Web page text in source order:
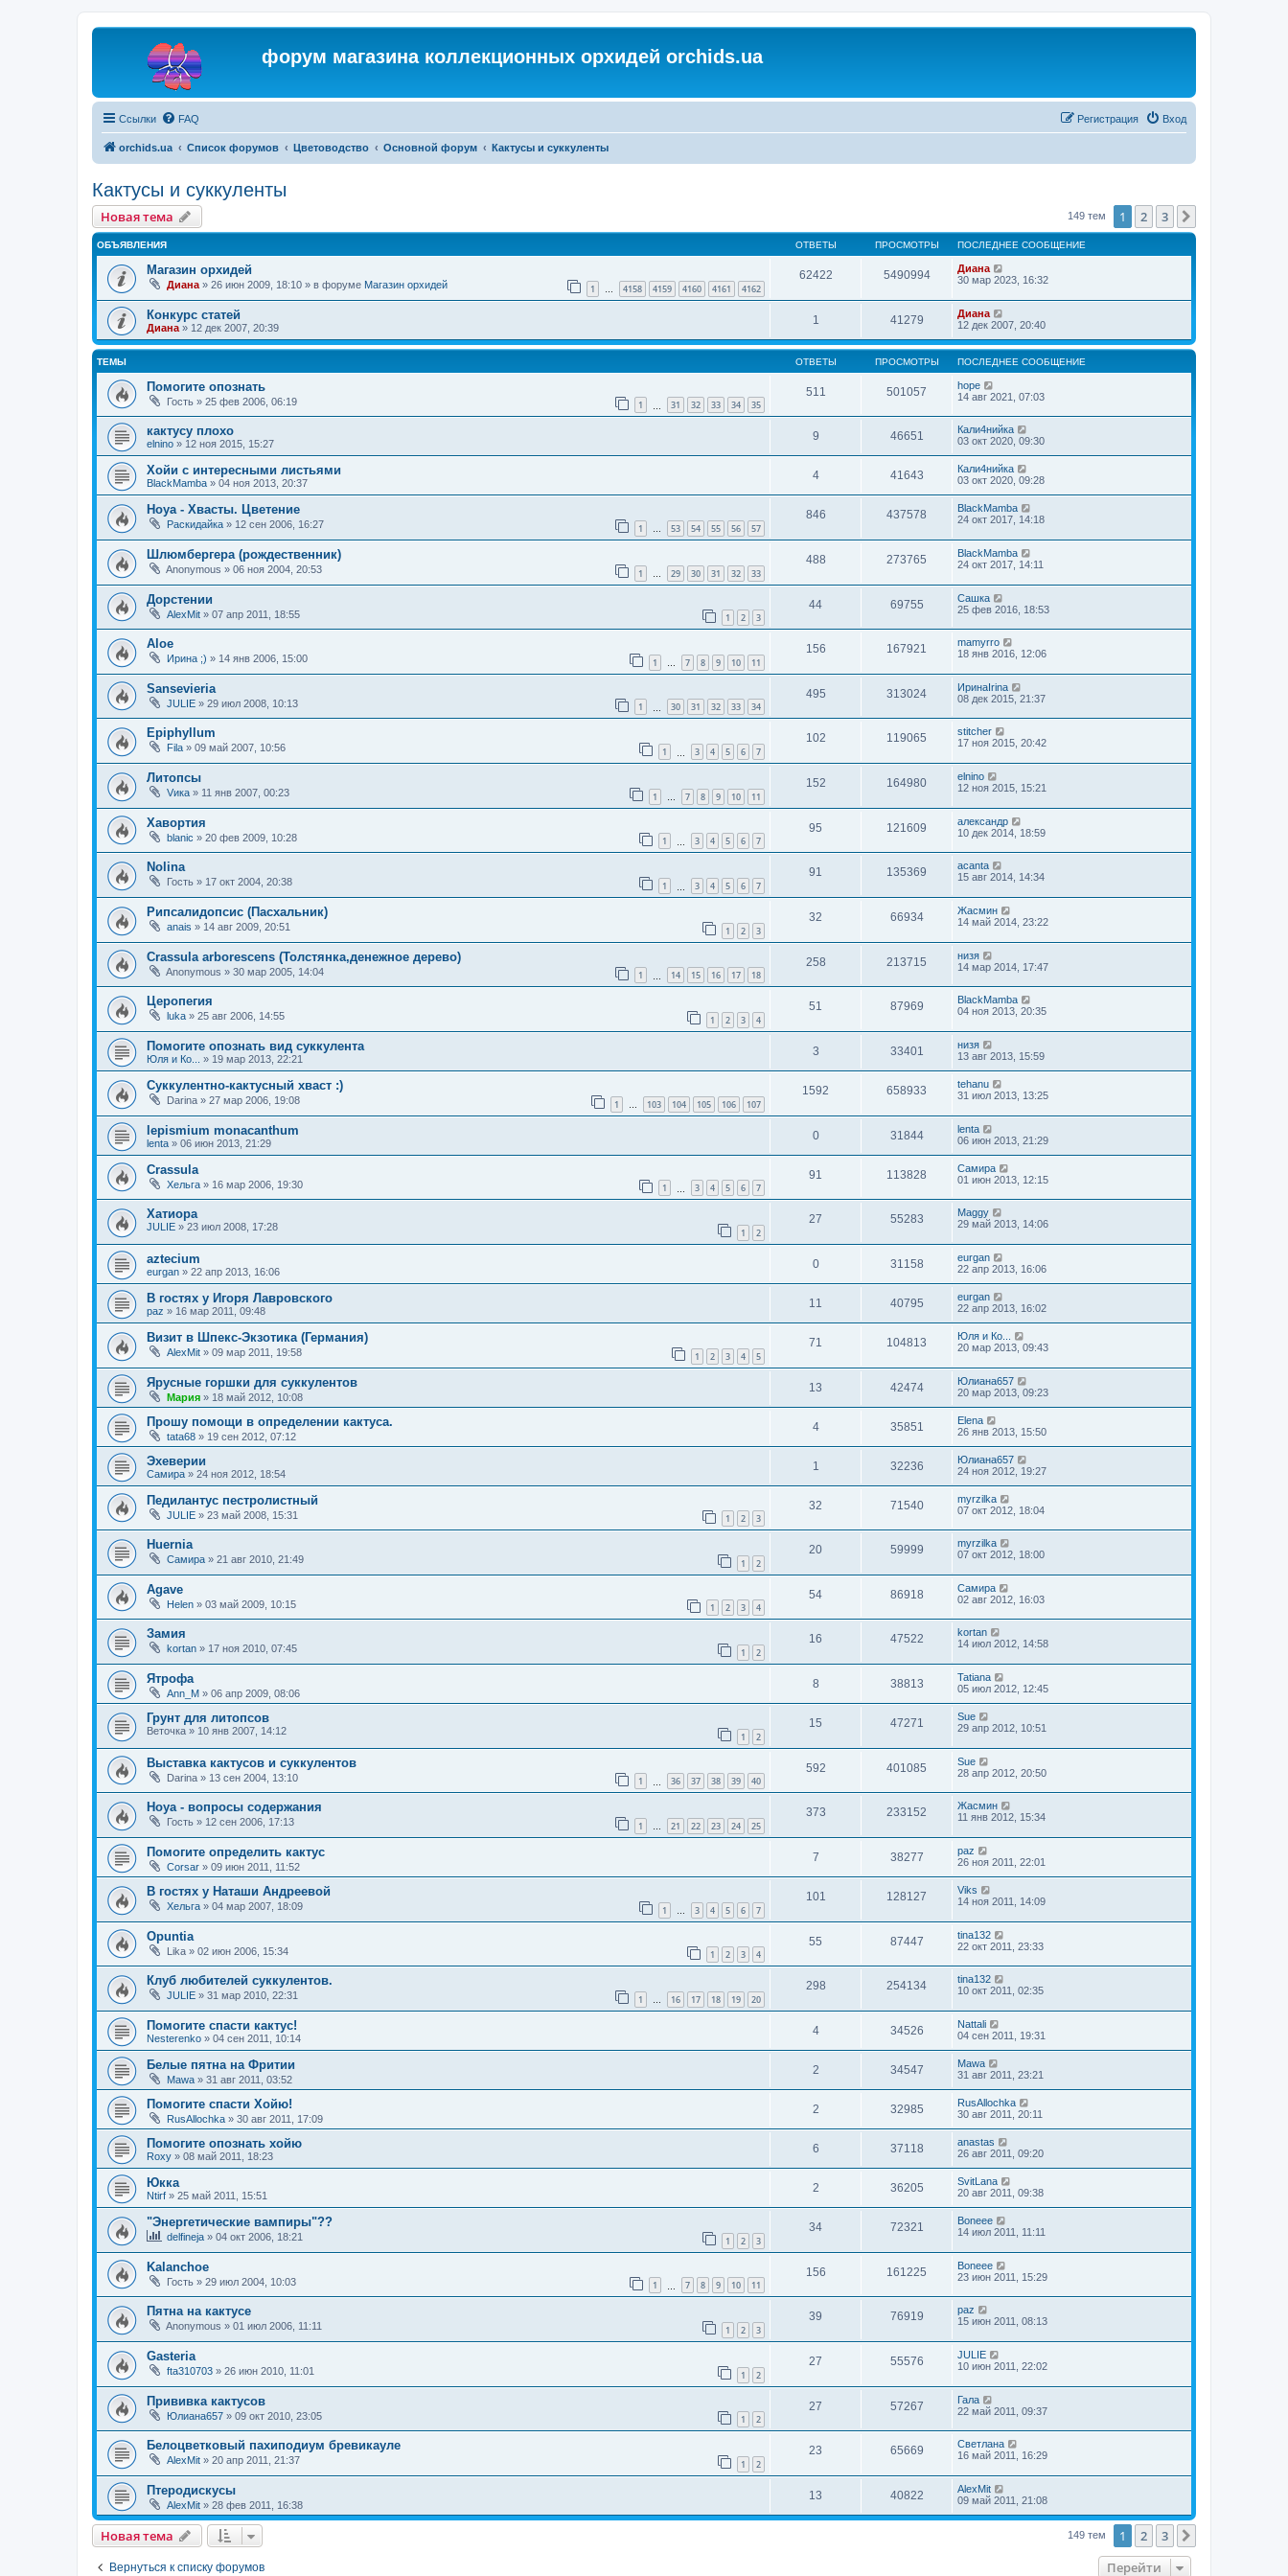
форум магазина коллекционных орхидей orchids.ua
Ссылки FAQ Вход
Регистрация
orchids.ua Список форумов Цветоводство Основной форум Кактусы и суккуленты
Кактусы и суккуленты
Новая тема 149 тем 1 2 3
ОБЪЯВЛЕНИЯ ОТВЕТЫ ПРОСМОТРЫ ПОСЛЕДНЕЕ СООБЩЕНИЕ
Магазин орхидей
Диана » 26 июн 2009, 18:10 » в форуме Магазин орхидей 1 … 4158 4159 4160 4161 4162
62422 5490994
Диана
30 мар 2023, 16:32
Конкурс статей
Диана » 12 дек 2007, 20:39
1 41279
Диана
12 дек 2007, 20:40
ТЕМЫ ОТВЕТЫ ПРОСМОТРЫ ПОСЛЕДНЕЕ СООБЩЕНИЕ
Помогите опознать
Гость » 25 фев 2006, 06:19 1 31 32 33 34 35
511 501057
hope
14 авг 2021, 07:03
кактусу плохо
elnino » 12 ноя 2015, 15:27
9 46651
Кали4нийка
03 окт 2020, 09:30
Хойи с интересными листьями
BlackMamba » 04 ноя 2013, 20:37
4 41643
Кали4нийка
03 окт 2020, 09:28
Hoya - Хвасты. Цветение
Раскидайка » 12 сен 2006, 16:27 1 … 53 54 55 56 57
846 437578
BlackMamba
24 окт 2017, 14:18
Шлюмбергера (рождественник)
Anonymous » 06 ноя 2004, 20:53 1 … 29 30 31 32 33
488 273765
BlackMamba
24 окт 2017, 14:11
Дорстении
AlexMit » 07 апр 2011, 18:55 1 2 3
44 69755
Сашка
25 фев 2016, 18:53
Aloe
Ирина ;) » 14 янв 2006, 15:00 1 … 7 8 9 10 11
156 167921
mamyrro
18 янв 2016, 12:06
Sansevieria
JULIE » 29 июл 2008, 10:13 1 30 31 32 33 34
495 313024
ИринаIrina
08 дек 2015, 21:37
Epiphyllum
Fila » 09 май 2007, 10:56 1 3 4 5 6 7
102 119065
stitcher
17 ноя 2015, 20:42
Литопсы
Vика » 11 янв 2007, 00:23 1 … 7 8 9 10 11
152 164980
elnino
12 ноя 2015, 15:21
Хавортия
blanic » 20 фев 2009, 10:28 1 3 4 5 6 7
95 121609
александр
10 дек 2014, 18:59
Nolina
Гость » 17 окт 2004, 20:38 1 3 4 5 6 7
91 135369
acanta
15 авг 2014, 14:34
Рипсалидопсис (Пасхальник)
anais » 14 авг 2009, 20:51 1 2 3
32 66934
Жасмин
14 май 2014, 23:22
Crassula arborescens (Толстянка,денежное дерево)
Anonymous » 30 мар 2005, 14:04 1 14 15 16 17 18
258 213715
низя
14 мар 2014, 17:47
Церопегия
luka » 25 авг 2006, 14:55 1 2 3 4
51 87969
BlackMamba
04 ноя 2013, 20:35
Помогите опознать вид суккулента
Юля и Ко... » 19 мар 2013, 22:21
3 33401
низя
13 авг 2013, 15:59
Суккулентно-кактусный хваст :)
Darina » 27 мар 2006, 19:08 1 … 103 104 105 106 107
1592 658933
tehanu
31 июл 2013, 13:25
lepismium monacanthum
lenta » 06 июн 2013, 21:29
0 31844
lenta
06 июн 2013, 21:29
Crassula
Хельга » 16 мар 2006, 19:30 1 3 4 5 6 7
91 113828
Самира
01 июн 2013, 12:15
Хатиора
JULIE » 23 июл 2008, 17:28 1 2
27 55283
Maggy
29 май 2013, 14:06
aztecium
eurgan » 22 апр 2013, 16:06
0 31158
eurgan
22 апр 2013, 16:06
В гостях у Игоря Лавровского
paz » 16 мар 2011, 09:48
11 40795
eurgan
22 апр 2013, 16:02
Визит в Шпекс-Экзотика (Германия)
AlexMit » 09 мар 2011, 19:58 1 2 3 4 5
71 104813
Юля и Ко...
20 мар 2013, 09:43
Ярусные горшки для суккулентов
Мария » 18 май 2012, 10:08
13 42474
Юлиана657
20 мар 2013, 09:23
Прошу помощи в определении кактуса.
tata68 » 19 сен 2012, 07:12
4 35851
Elena
26 янв 2013, 15:50
Эхеверии
Самира » 24 ноя 2012, 18:54
1 32236
Юлиана657
24 ноя 2012, 19:27
Педилантус пестролистный
JULIE » 23 май 2008, 15:31 1 2 3
32 71540
myrzilka
07 окт 2012, 18:04
Huernia
Самира » 21 авг 2010, 21:49 1 2
20 59999
myrzilka
07 окт 2012, 18:00
Agave
Helen » 03 май 2009, 10:15 1 2 3 4
54 86918
Самира
02 авг 2012, 16:03
Замия
kortan » 17 ноя 2010, 07:45 1 2
16 47522
kortan
14 июл 2012, 14:58
Ятрофа
Ann_M » 06 апр 2009, 08:06
8 38813
Tatiana
05 июл 2012, 12:45
Грунт для литопсов
Веточка » 10 янв 2007, 14:12 1 2
15 47271
Sue
29 апр 2012, 10:51
Выставка кактусов и суккулентов
Darina » 13 сен 2004, 13:10 1 36 37 38 39 40
592 401085
Sue
28 апр 2012, 20:50
Hoya - вопросы содержания
Гость » 12 сен 2006, 17:13 1 … 21 22 23 24 25
373 233152
Жасмин
11 янв 2012, 15:34
Помогите определить кактус
Corsar » 09 июн 2011, 11:52
7 38277
paz
26 ноя 2011, 22:01
В гостях у Наташи Андреевой
Хельга » 04 мар 2007, 18:09 1 … 3 4 5 6 7
101 128127
Viks
14 ноя 2011, 14:09
Opuntia
Lika » 02 июн 2006, 15:34 1 2 3 4
55 87447
tina132
22 окт 2011, 23:33
Клуб любителей суккулентов.
JULIE » 31 мар 2010, 22:31 1 … 16 17 18 19 20
298 254134
tina132
10 окт 2011, 02:35
Помогите спасти кактус!
Nesterenko » 04 сен 2011, 10:14
4 34526
Nattali
04 сен 2011, 19:31
Белые пятна на Фритии
Mawa » 31 авг 2011, 03:52
2 34547
Mawa
31 авг 2011, 23:21
Помогите спасти Хойю!
RusAllochka » 30 авг 2011, 17:09
2 32985
RusAllochka
30 авг 2011, 20:11
Помогите опознать хойю
Roxy » 08 май 2011, 18:23
6 37118
anastas
26 авг 2011, 09:20
Юкка
Ntirf » 25 май 2011, 15:51
2 36205
SvitLana
20 авг 2011, 09:38
"Энергетические вампиры"??
delfineja » 04 окт 2006, 18:21 1 2 3
34 72321
Boneee
14 июл 2011, 11:11
Kalanchoe
Гость » 29 июл 2004, 10:03 1 7 8 9 10 11
156 161225
Boneee
23 июн 2011, 15:29
Пятна на кактусе
Anonymous » 01 июл 2006, 11:11 1 2 3
39 76919
paz
15 июн 2011, 08:13
Gasteria
fta310703 » 26 июн 2010, 11:01 1 2
27 55576
JULIE
10 июн 2011, 22:02
Прививка кактусов
Юлиана657 » 09 окт 2010, 23:05 1 2
27 57267
Гала
22 май 2011, 09:37
Белоцветковый пахиподиум бревикауле
AlexMit » 20 апр 2011, 21:37 1 2
23 65669
Светлана
16 май 2011, 16:29
Птеродискусы
AlexMit » 28 фев 2011, 16:38
13 40822
AlexMit
09 май 2011, 21:08
Новая тема 149 тем 1 2 3
Вернуться к списку форумов Перейти